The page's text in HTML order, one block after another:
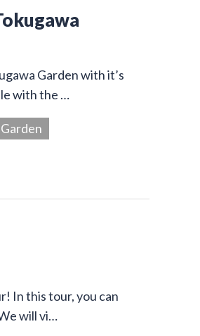
Garden with it’s
with the …
In this tour, you can
will vi…